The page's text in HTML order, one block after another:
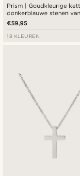
Prism | Goudkleurige
donkerblauwe stenen van
kristalglas
€59,95
18 KLEUREN